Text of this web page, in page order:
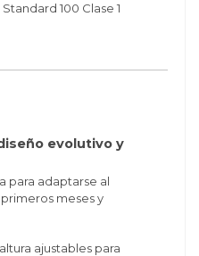
100 Clase 1
evolutivo y
para adaptarse al
meses y
ajustables para